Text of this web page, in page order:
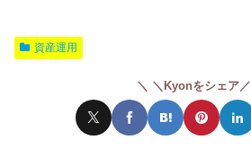
c
e
a
資産運用
＼Kyonをシェア／